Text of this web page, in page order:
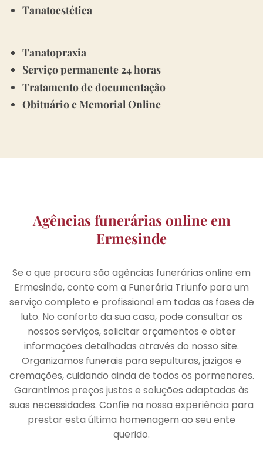
Tanatoestética
Tanatopraxia
Serviço permanente 24 horas
Tratamento de documentação
Obituário e Memorial Online
Agências funerárias online em
Ermesinde
Se o que procura são agências funerárias online em
Ermesinde, conte com a Funerária Triunfo para um
serviço completo e profissional em todas as fases de
luto. No conforto da sua casa, pode consultar os
nossos serviços, solicitar orçamentos e obter
informações detalhadas através do nosso site.
Organizamos funerais para sepulturas, jazigos e
cremações, cuidando ainda de todos os pormenores.
Garantimos preços justos e soluções adaptadas às
suas necessidades. Confie na nossa experiência para
prestar esta última homenagem ao seu ente
querido.